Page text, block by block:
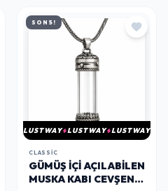
SON 5!
LUSTWAY LUSTWAY LUSTWAY
CLASSIC
GÜMÜŞ İÇI AÇILABILEN
MUSKA KABI CEVŞEN